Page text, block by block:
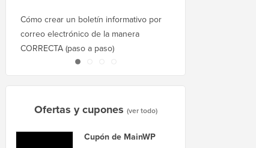
Cómo crear un boletín informativo por
correo electrónico de la manera
CORRECTA (paso a paso)
Ofertas y cupones (ver todo)
Cupón de MainWP